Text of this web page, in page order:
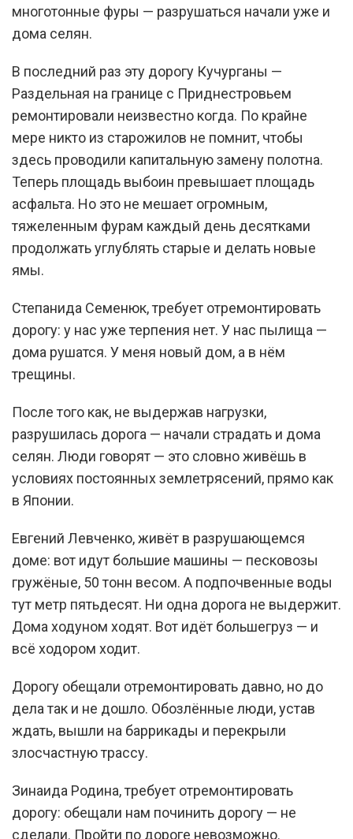
многотонные фуры — разрушаться начали уже и
дома селян.
В последний раз эту дорогу Кучурганы —
Раздельная на границе с Приднестровьем
ремонтировали неизвестно когда. По крайне
мере никто из старожилов не помнит, чтобы
здесь проводили капитальную замену полотна.
Теперь площадь выбоин превышает площадь
асфальта. Но это не мешает огромным,
тяжеленным фурам каждый день десятками
продолжать углублять старые и делать новые
ямы.
Степанида Семенюк, требует отремонтировать
дорогу: у нас уже терпения нет. У нас пылища —
дома рушатся. У меня новый дом, а в нём
трещины.
После того как, не выдержав нагрузки,
разрушилась дорога — начали страдать и дома
селян. Люди говорят — это словно живёшь в
условиях постоянных землетрясений, прямо как
в Японии.
Евгений Левченко, живёт в разрушающемся
доме: вот идут большие машины — песковозы
гружёные, 50 тонн весом. А подпочвенные воды
тут метр пятьдесят. Ни одна дорога не выдержит.
Дома ходуном ходят. Вот идёт большегруз — и
всё ходором ходит.
Дорогу обещали отремонтировать давно, но до
дела так и не дошло. Обозлённые люди, устав
ждать, вышли на баррикады и перекрыли
злосчастную трассу.
Зинаида Родина, требует отремонтировать
дорогу: обещали нам починить дорогу — не
сделали. Пройти по дороге невозможно.